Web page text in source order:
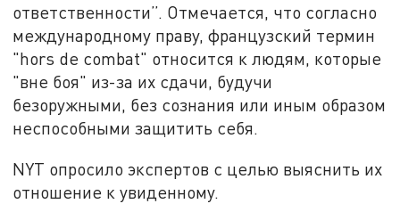
ответственности”. Отмечается, что согласно
международному праву, французский термин
"hors de combat" относится к людям, которые
"вне боя" из-за их сдачи, будучи
безоружными, без сознания или иным образом
неспособными защитить себя.
NYT опросило экспертов с целью выяснить их
отношение к увиденному.